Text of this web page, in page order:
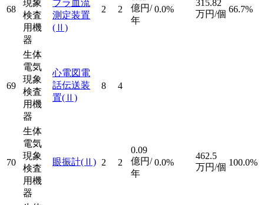
68
現象
検査
用機
器
プラ血流
測定装置
(Ⅱ)
2 2
億円/
年
0.0%
315.82
万円/個 66.7%
69
生体
電気
現象
検査
用機
器
心電図電
話伝送装
置(Ⅱ)
8 4
70
生体
電気
現象
検査
用機
器
眼振計(Ⅱ) 2 2
0.09
億円/
年
0.0%
462.5
万円/個 100.0%